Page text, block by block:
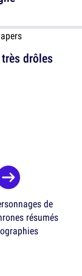
drôles
de
résumés